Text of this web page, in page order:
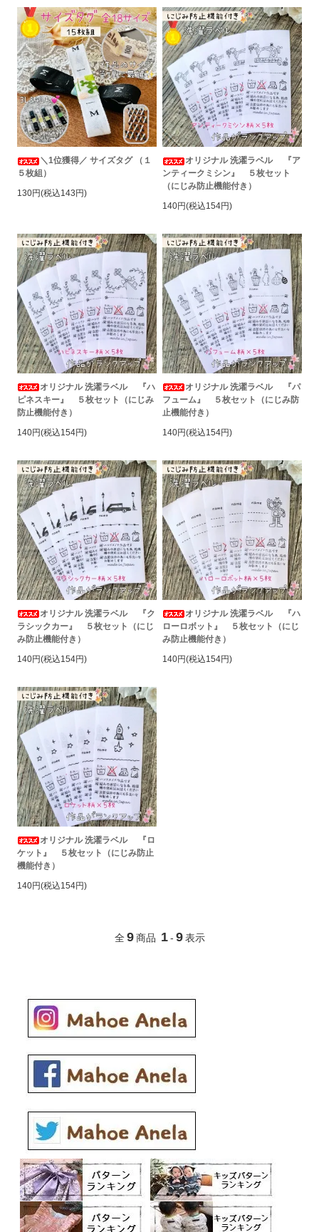
＼1位獲得／ サイズタグ （１
５枚組）
130円(税込143円)
オリジナル 洗濯ラベル 『ア
ンティークミシン』 ５枚セット
（にじみ防止機能付き）
140円(税込154円)
オリジナル 洗濯ラベル 『ハ
ピネスキー』 ５枚セット（にじみ
防止機能付き）
140円(税込154円)
オリジナル 洗濯ラベル 『パ
フューム』 ５枚セット（にじみ防
止機能付き）
140円(税込154円)
オリジナル 洗濯ラベル 『ク
ラシックカー』 ５枚セット（にじ
み防止機能付き）
140円(税込154円)
オリジナル 洗濯ラベル 『ハ
ローロボット』 ５枚セット（にじ
み防止機能付き）
140円(税込154円)
オリジナル 洗濯ラベル 『ロ
ケット』 ５枚セット（にじみ防止
機能付き）
140円(税込154円)
全 9 商品 1 - 9 表示